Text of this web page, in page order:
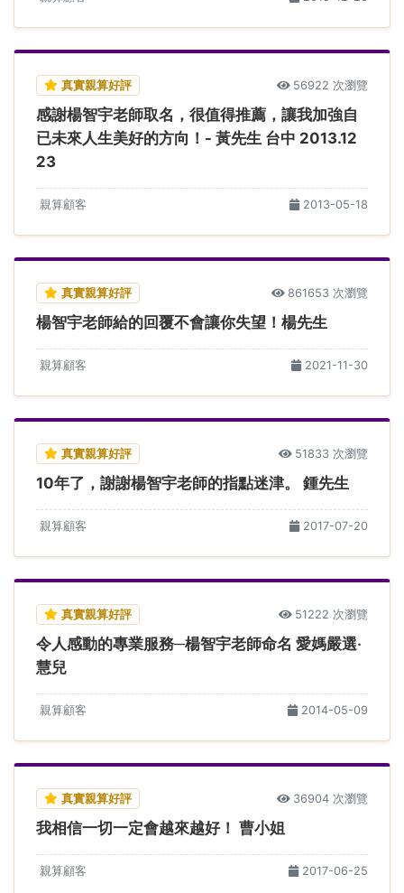
真實親算好評 56922 次瀏覽
感謝楊智宇老師取名，很值得推薦，讓我加強自
已未來人生美好的方向！- 黃先生 台中 2013.12
23
親算顧客 2013-05-18
真實親算好評 861653 次瀏覽
楊智宇老師給的回覆不會讓你失望！楊先生
親算顧客 2021-11-30
真實親算好評 51833 次瀏覽
10年了，謝謝楊智宇老師的指點迷津。 鍾先生
親算顧客 2017-07-20
真實親算好評 51222 次瀏覽
令人感動的專業服務─楊智宇老師命名 愛媽嚴選‧
慧兒
親算顧客 2014-05-09
真實親算好評 36904 次瀏覽
我相信一切一定會越來越好！ 曹小姐
親算顧客 2017-06-25